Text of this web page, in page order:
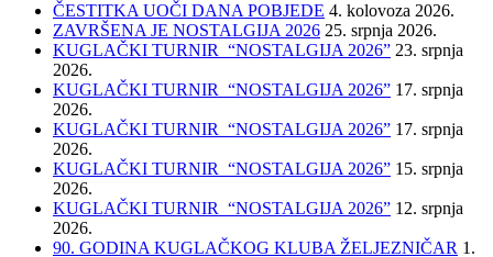
ČESTITKA UOČI DANA POBJEDE 4. kolovoza 2026.
ZAVRŠENA JE NOSTALGIJA 2026 25. srpnja 2026.
KUGLAČKI TURNIR “NOSTALGIJA 2026” 23. srpnja
2026.
KUGLAČKI TURNIR “NOSTALGIJA 2026” 17. srpnja
2026.
KUGLAČKI TURNIR “NOSTALGIJA 2026” 17. srpnja
2026.
KUGLAČKI TURNIR “NOSTALGIJA 2026” 15. srpnja
2026.
KUGLAČKI TURNIR “NOSTALGIJA 2026” 12. srpnja
2026.
90. GODINA KUGLAČKOG KLUBA ŽELJEZNIČAR 1.